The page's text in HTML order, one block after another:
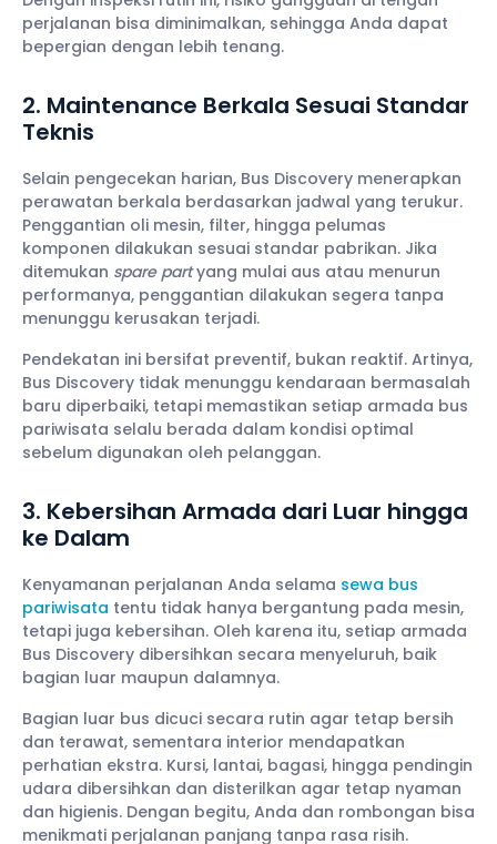
perjalanan bisa diminimalkan, sehingga Anda dapat
bepergian dengan lebih tenang.
2. Maintenance Berkala Sesuai Standar
Teknis
Selain pengecekan harian, Bus Discovery menerapkan
perawatan berkala berdasarkan jadwal yang terukur.
Penggantian oli mesin, filter, hingga pelumas
komponen dilakukan sesuai standar pabrikan. Jika
ditemukan spare partyang mulai aus atau menurun
performanya, penggantian dilakukan segera tanpa
menunggu kerusakan terjadi.
Pendekatan ini bersifat preventif, bukan reaktif. Artinya,
Bus Discovery tidak menunggu kendaraan bermasalah
baru diperbaiki, tetapi memastikan setiap armada bus
pariwisata selalu berada dalam kondisi optimal
sebelum digunakan oleh pelanggan.
3. Kebersihan Armada dari Luar hingga
ke Dalam
Kenyamanan perjalanan Anda selama sewa bus
pariwisata tentu tidak hanya bergantung pada mesin,
tetapi juga kebersihan. Oleh karena itu, setiap armada
Bus Discovery dibersihkan secara menyeluruh, baik
bagian luar maupun dalamnya.
Bagian luar bus dicuci secara rutin agar tetap bersih
dan terawat, sementara interior mendapatkan
perhatian ekstra. Kursi, lantai, bagasi, hingga pendingin
udara dibersihkan dan disterilkan agar tetap nyaman
dan higienis. Dengan begitu, Anda dan rombongan bisa
menikmati perjalanan panjang tanpa rasa risih.